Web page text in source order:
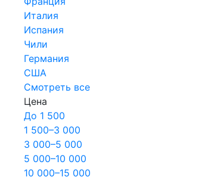
Италия
Испания
Чили
Германия
США
Смотреть все
Цена
До 1 500
1 500–3 000
3 000–5 000
5 000–10 000
10 000–15 000